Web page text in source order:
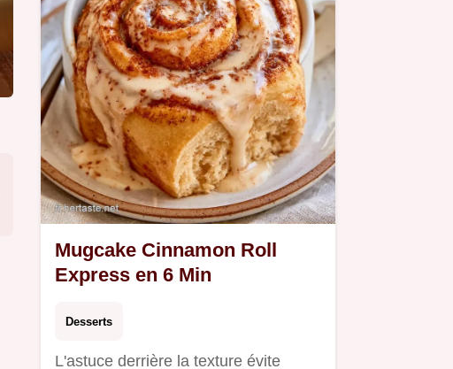
Mugcake Cinnamon Roll
Express en 6 Min
Desserts
L'astuce derrière la texture évite